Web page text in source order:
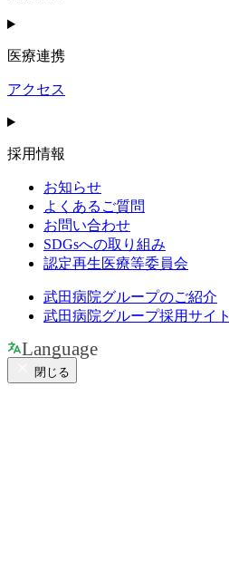
医療連携
アクセス
採用情報
お知らせ
よくあるご質問
お問い合わせ
SDGsへの取り組み
認定再生医療等委員会
武田病院グループのご紹介
武田病院グループ採用サイト
Language
閉じる